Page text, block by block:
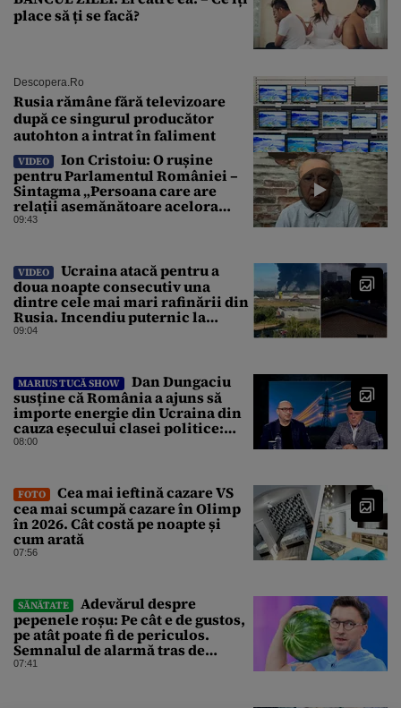
place să ți se facă?
Descopera.ro
Rusia rămâne fără televizoare
după ce singurul producător
autohton a intrat în faliment
VIDEO
Ion Cristoiu: O rușine
pentru Parlamentul României –
Sintagma „Persoana care are
relații asemănătoare acelora
dintre soți” din Legea ANI
09:43
VIDEO
Ucraina atacă pentru a
doua noapte consecutiv una
dintre cele mai mari rafinării din
Rusia. Incendiu puternic la
instalația din Iaroslavl
09:04
MARIUS TUCĂ SHOW
Dan Dungaciu
susține că România a ajuns să
importe energie din Ucraina din
cauza eșecului clasei politice:
Este bilanțul politic al ultimilor
08:00
FOTO
Cea mai ieftină cazare VS
cea mai scumpă cazare în Olimp
în 2026. Cât costă pe noapte și
cum arată
07:56
SĂNĂTATE
Adevărul despre
pepenele roșu: Pe cât e de gustos,
pe atât poate fi de periculos.
Semnalul de alarmă tras de
doctorul Mihail Pautov
07:41